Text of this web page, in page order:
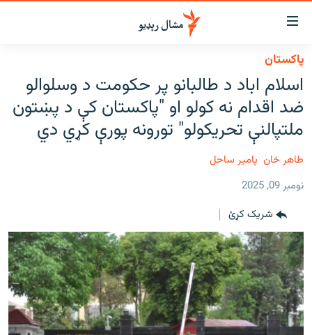
د
لاسرسي
ځای
عمومي
پاڼې
موضوع
ته
لاړ
عمومي
کورپاڼې
ته
لاړ
شئ
لټون
ته
ورشئ
لنډ خبرونه
پښتونخوا او قبایل
بلوچستان
نړۍ
ځانګړې مرکې، شننې
انځور او ویډیو
اوونیزې خپرونې
۱۴ ساعته راډیويي خپرونې
پاکستان
اسلام اباد د طالبانو پر حکومت د وسلوالو
ضد اقدام نه کولو او "پاکستان کې د پښتون
ملتپالنې تحریکولو" تورونه پورې کړي دي
طاهر خان پامیر ساحل
نومبر 09, 2025
شریک کړئ